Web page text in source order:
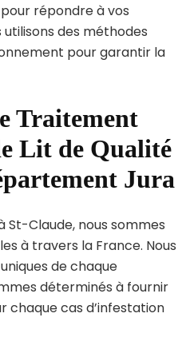
répondre à vos
utilisons des méthodes
pour garantir la
Traitement
Lit de Qualité
Jura
St-Claude, nous sommes
à travers la France. Nous
de chaque
déterminés à fournir
chaque cas d’infestation